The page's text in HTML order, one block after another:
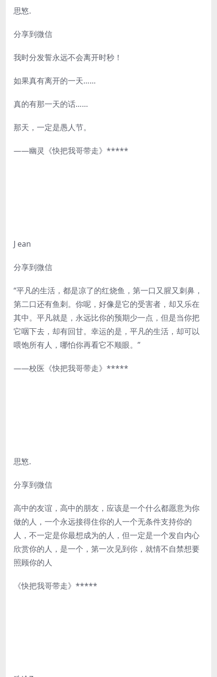
思慜.
分享到微信
我时分发誓永远不会离开时秒！
如果真有离开的一天……
真的有那一天的话……
那天，一定是愚人节。
——幽灵《快把我哥带走》*****
J ean
分享到微信
“平凡的生活，都是凉了的红烧鱼，第一口又腥又刺鼻，
第二口还有鱼刺。你呢，好像是它的受害者，却又乐在
其中。平凡就是，永远比你的预期少一点，但是当你把
它咽下去，却有回甘。幸运的是，平凡的生活，却可以
喂饱所有人，哪怕你再看它不顺眼。”
——校医《快把我哥带走》*****
思慜.
分享到微信
高中的友谊，高中的朋友，应该是一个什么都愿意为你
做的人，一个永远接得住你的人一个无条件支持你的
人，不一定是你最想成为的人，但一定是一个发自内心
欣赏你的人，是一个，第一次见到你，就情不自禁想要
照顾你的人
《快把我哥带走》*****